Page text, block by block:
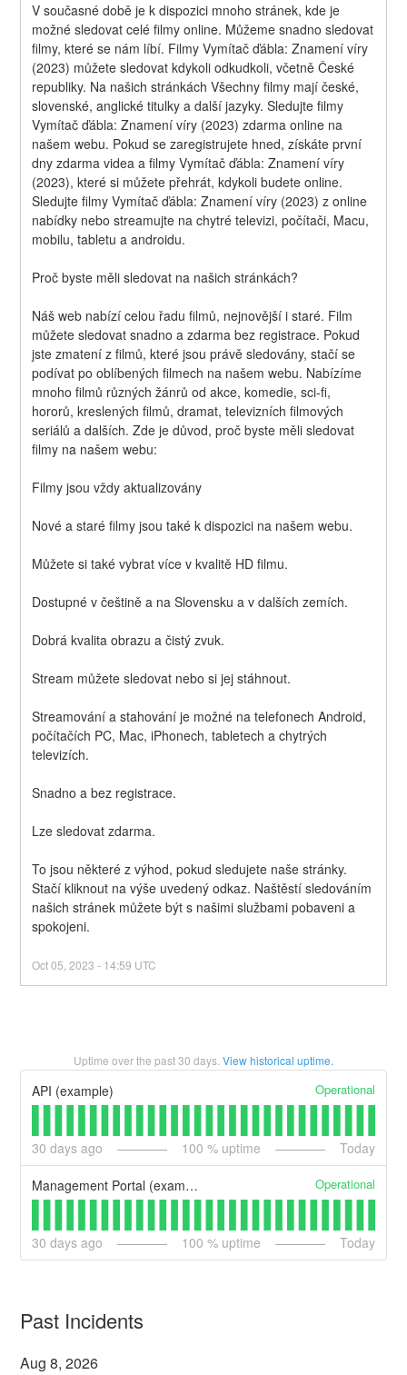
V současné době je k dispozici mnoho stránek, kde je
možné sledovat celé filmy online. Můžeme snadno sledovat
filmy, které se nám líbí. Filmy Vymítač ďábla: Znamení víry
(2023) můžete sledovat kdykoli odkudkoli, včetně České
republiky. Na našich stránkách Všechny filmy mají české,
slovenské, anglické titulky a další jazyky. Sledujte filmy
Vymítač ďábla: Znamení víry (2023) zdarma online na
našem webu. Pokud se zaregistrujete hned, získáte první
dny zdarma videa a filmy Vymítač ďábla: Znamení víry
(2023), které si můžete přehrát, kdykoli budete online.
Sledujte filmy Vymítač ďábla: Znamení víry (2023) z online
nabídky nebo streamujte na chytré televizi, počítači, Macu,
mobilu, tabletu a androidu.
Proč byste měli sledovat na našich stránkách?
Náš web nabízí celou řadu filmů, nejnovější i staré. Film
můžete sledovat snadno a zdarma bez registrace. Pokud
jste zmatení z filmů, které jsou právě sledovány, stačí se
podívat po oblíbených filmech na našem webu. Nabízíme
mnoho filmů různých žánrů od akce, komedie, sci-fi,
hororů, kreslených filmů, dramat, televizních filmových
seriálů a dalších. Zde je důvod, proč byste měli sledovat
filmy na našem webu:
Filmy jsou vždy aktualizovány
Nové a staré filmy jsou také k dispozici na našem webu.
Můžete si také vybrat více v kvalitě HD filmu.
Dostupné v češtině a na Slovensku a v dalších zemích.
Dobrá kvalita obrazu a čistý zvuk.
Stream můžete sledovat nebo si jej stáhnout.
Streamování a stahování je možné na telefonech Android,
počítačích PC, Mac, iPhonech, tabletech a chytrých
televizích.
Snadno a bez registrace.
Lze sledovat zdarma.
To jsou některé z výhod, pokud sledujete naše stránky.
Stačí kliknout na výše uvedený odkaz. Naštěstí sledováním
našich stránek můžete být s našimi službami pobaveni a
spokojeni.
Oct05 ,2023 - 14:59 UTC
Uptime over the past30 days. View historical uptime.
API (example) Operational
30 days ago 100 % uptime Today
Management Portal (example) Operational
30 days ago 100 % uptime Today
Past Incidents
Aug8,2026